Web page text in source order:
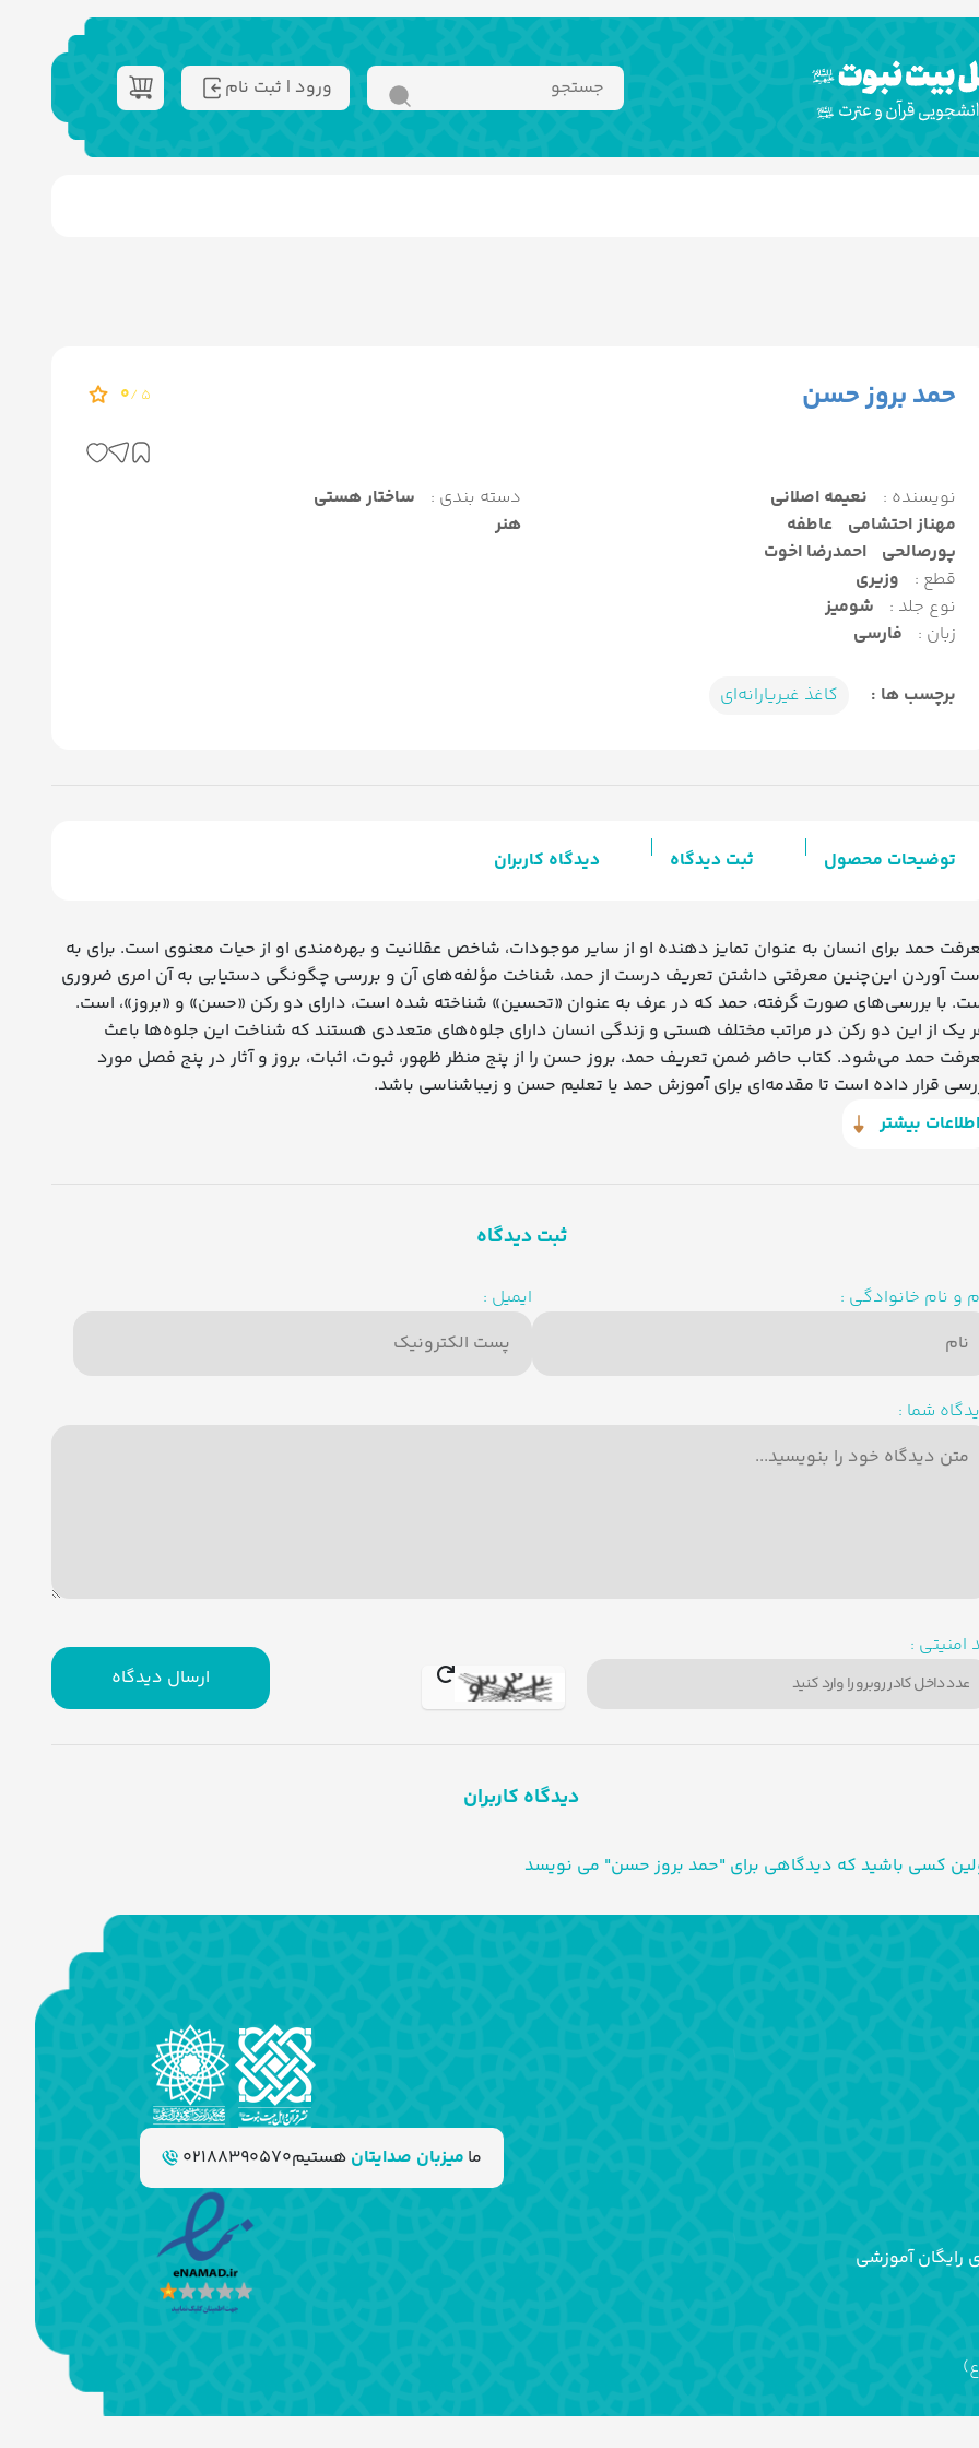
ورود | ثبت نام
حمد بروز حسن 5 /
0
نویسنده :
نعیمه اصلانی
مهناز احتشامی
عاطفه
پورصالحی احمدرضا اخوت
قطع :
وزیری
نوع جلد :
شومیز
زبان :
فارسی
دسته بندی :
ساختار هستی
هنر
برچسب ها : کاغذ غیریارانه‌ای
توضیحات محصول ثبت دیدگاه دیدگاه کاربران
حمد برای انسان به عنوان تمایز دهنده او از سایر موجودات، شاخص عقلانیت و بهره‌مندی او از حیات معنوی است. برای به
آوردن این‌چنین معرفتی داشتن تعریف درست از حمد، شناخت مؤلفه‌های آن و بررسی چگونگی دستیابی به آن امری ضروری
با بررسی‌های صورت گرفته، حمد که در عرف به عنوان «تحسین» شناخته شده است، دارای دو رکن «حسن» و «بروز»، است.
یک از این دو رکن در مراتب مختلف هستی و زندگی انسان دارای جلوه‌های متعددی هستند که شناخت این جلوه‌ها باعث
حمد می‌شود. کتاب حاضر ضمن تعریف حمد، بروز حسن را از پنج منظر ظهور، ثبوت، اثبات، بروز و آثار در پنج فصل مورد
قرار داده است تا مقدمه‌ای برای آموزش حمد یا تعلیم حسن و زیباشناسی باشد.
اطلاعات بیشتر
ثبت دیدگاه
و نام خانوادگی : ایمیل :
شما :
امنیتی :
ارسال دیدگاه
دیدگاه کاربران
کسی باشید که دیدگاهی برای "حمد بروز حسن" می نویسد
رایگان آموزشی
ما میزبان صدایتان هستیم02188390570